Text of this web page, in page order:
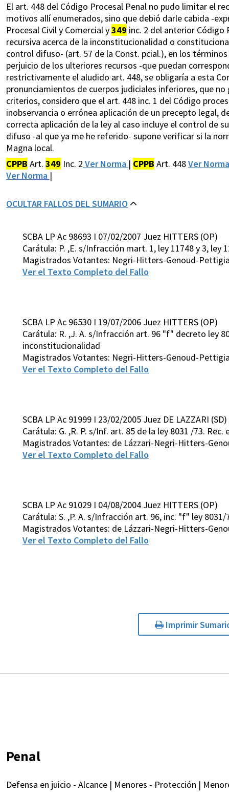
El art. 448 del Código Procesal Penal no pudo limitar el
motivos allí enumerados, sino que debió darle cabida -
Procesal Civil y Comercial y349 inc. 2 del anterior Código
recursiva acerca de la inconstitucionalidad o
control difuso- (art. 57 de la Const. pcial.), en los
perjuicio de los ulteriores recursos -que puedan
restrictivamente el aludido art. 448, se obligaría a esta
pronunciamientos de cuerpos judiciales inferiores, que
criterios, considero que el art. 448 inc. 1 del Código
inobservancia o errónea aplicación de un precepto legal,
correcta aplicación de la ley al caso incluye el control de
difuso -al que ya me he referido- supone verificar si la
Magna local.
CPPB Art. 349 Inc. 2 Ver Norma | CPPB Art. 448Ver
Ver Norma |
OCULTAR FALLOS DEL SUMARIO
SCBA LP Ac 98693 I 07/02/2007 Juez HITTERS (OP)
Carátula: P. ,E. s/Infracción mart. 1, ley 11748 y 3,
Magistrados Votantes: Negri-Hitters-Genoud-
Ver el Texto Completo del Fallo
SCBA LP Ac 96530 I 19/07/2006 Juez HITTERS (OP)
Carátula: R. ,J. A. s/Infracción art. 96 "f" decreto ley
inconstitucionalidad
Magistrados Votantes: Negri-Hitters-Genoud-
Ver el Texto Completo del Fallo
SCBA LP Ac 91999 I 23/02/2005 Juez DE LAZZARI (SD)
Carátula: G. ,R. P. s/Inf. art. 85 de la ley 8031 /73.
Magistrados Votantes: de Lázzari-Negri-Hitters-
Ver el Texto Completo del Fallo
SCBA LP Ac 91029 I 04/08/2004 Juez HITTERS (OP)
Carátula: S. ,P. A. s/Infracción art. 96, inc. "f" ley
Magistrados Votantes: de Lázzari-Negri-Hitters-
Ver el Texto Completo del Fallo
Imprimir
Penal
Defensa en juicio - Alcance | Menores - Protección |